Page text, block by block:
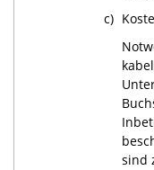
c)
sind